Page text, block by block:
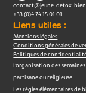
contact@jeune-detox-
+33 (0)4 74 15 01 01
Liens utiles :
Mentions légales
Conditions générales de
Politiques de
L’organisation des
partisane ou religieuse.
Les règles élémentaires de